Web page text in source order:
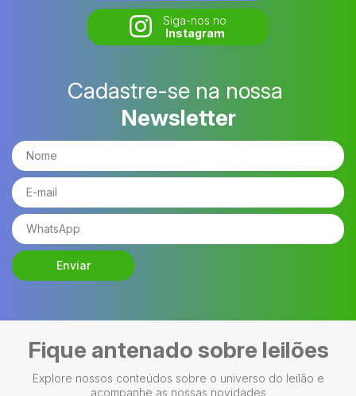
Siga-nos no
Instagram
Cadastre-se na nossa
Newsletter
Enviar
Fique antenado sobre leilões
Explore nossos conteúdos sobre o universo do leilão e
acompanhe as nossas novidades